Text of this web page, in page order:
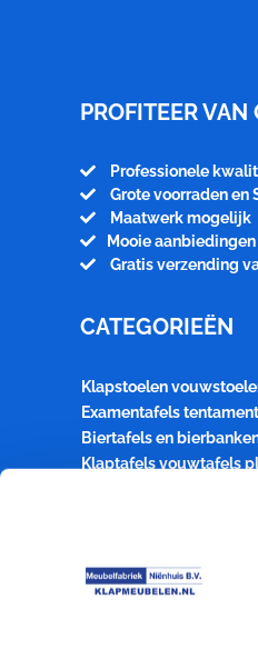
PROFITEER
Professionele
Grote voorraden en
Maatwerk mogelijk
Mooie
Gratis verzending
CATEGORIEËN
Klapstoelen
Examentafels
Biertafels en
Klaptafels vouwtafels
Style statafel
Bridgetafels kaarttafels
Kaartklaptafels
Aanbiedingen
partymeubelen event